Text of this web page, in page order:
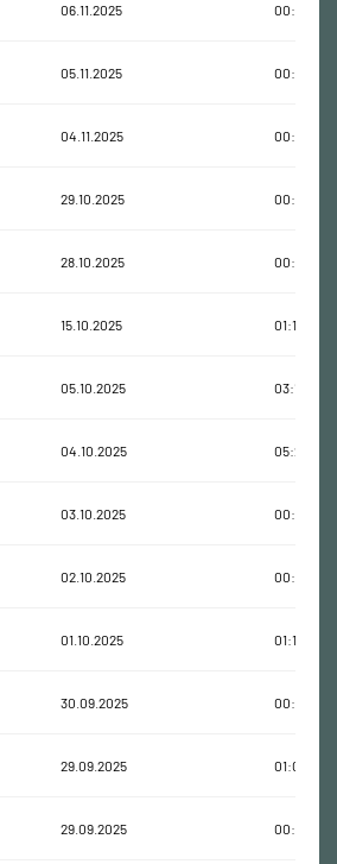
06.11.2025 00:49:18
05.11.2025 00:28:43
04.11.2025 00:17:28
29.10.2025 00:53:21
28.10.2025 00:42:13
15.10.2025 01:11:19
05.10.2025 03:14:50
04.10.2025 05:20:38
03.10.2025 00:46:30
02.10.2025 00:56:31
01.10.2025 01:17:28
30.09.2025 00:36:25
29.09.2025 01:08:26
29.09.2025 00:38:11